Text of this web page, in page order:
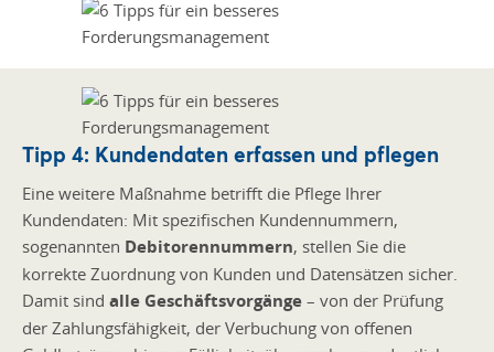
Tipp 4: Kundendaten erfassen und pflegen
Eine weitere Maßnahme betrifft die Pflege Ihrer
Kundendaten: Mit spezifischen Kundennummern,
sogenannten Debitorennummern, stellen Sie die
korrekte Zuordnung von Kunden und Datensätzen sicher.
Damit sind alle Geschäftsvorgänge – von der Prüfung
der Zahlungsfähigkeit, der Verbuchung von offenen